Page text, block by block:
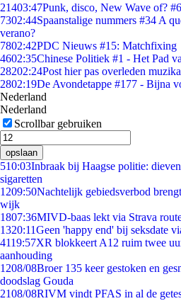
21403:47Punk, disco, New Wave of?
7302:44Spaanstalige nummers #34 A
verano?
7802:42PDC Nieuws #15: Matchfixing
4602:35Chinese Politiek #1 - Het Pad
28202:24Post hier pas overleden
2802:19De Avondetappe #177 - Bijna
Nederland
Nederland
Scrollbar gebruiken
opslaan
510:03Inbraak bij Haagse politie:
sigaretten
1209:50Nachtelijk gebiedsverbod
wijk
1807:36MIVD-baas lekt via Strava
1320:11Geen 'happy end' bij seksdate
4119:57XR blokkeert A12 ruim twee
aanhouding
1208/08Broer 135 keer gestoken en
doodslag Gouda
2108/08RIVM vindt PFAS in al de